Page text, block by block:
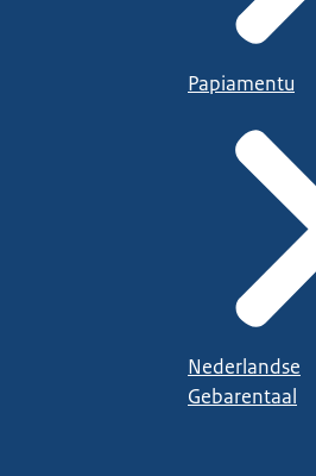
Papiamentu
Nederlandse
Gebarentaal